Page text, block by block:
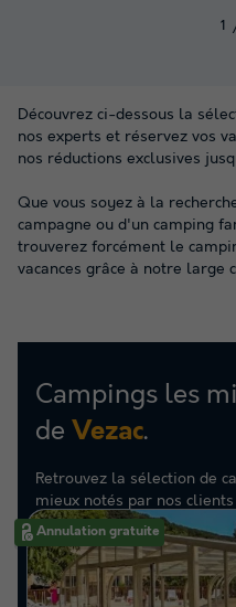
1
Découvrez ci-dessous la
nos experts et réservez vos
nos réductions exclusives
Que vous soyez à la
campagne ou d'un camping
trouverez forcément le
vacances grâce à notre large
Campings les
de Vezac.
Retrouvez la sélection de
mieux notés par nos clients
Annulation gratuite